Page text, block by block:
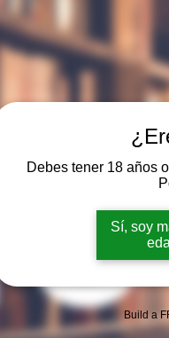
Debes tener 18 años
Sí, soy
Build a